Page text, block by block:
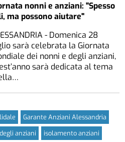
nonni e anziani: "Spesso
ma possono aiutare"
- Domenica 28
sarà celebrata la Giornata
dei nonni e degli anziani,
sarà dedicata al tema
Garante Anziani Alessandria
anziani
isolamento anziani